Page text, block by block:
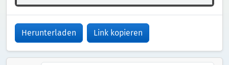
Herunterladen Link kopieren